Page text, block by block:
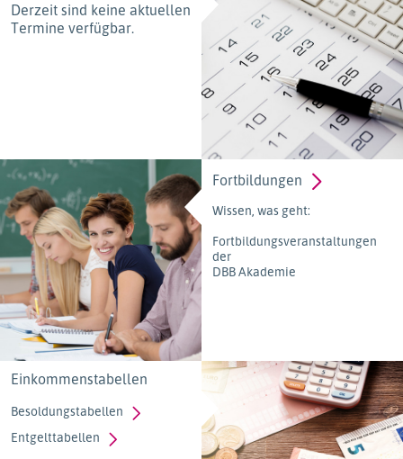
Derzeit sind keine aktuellen
Termine verfügbar.
Fortbildungen
Wissen, was geht:
Fortbildungsveranstaltungen
der
DBB Akademie
Einkommenstabellen
Besoldungstabellen
Entgelttabellen